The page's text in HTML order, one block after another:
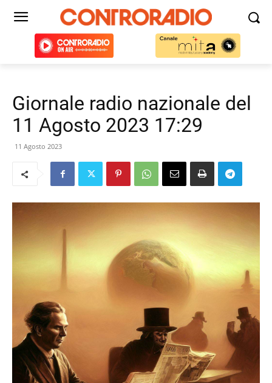
Giornale radio nazionale del
11 Agosto 2023 17:29
11 Agosto 2023